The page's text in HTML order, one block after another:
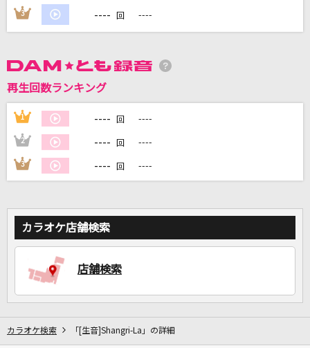
カラオケをもっと楽しもう！
自宅でカラオケ歌い放題！
3 ---- 回 ----
再生回数ランキング
1 ---- 回 ----
2 ---- 回 ----
3 ---- 回 ----
カラオケ店舗検索
店舗検索
カラオケ検索 「[生音]Shangri-La」の詳細